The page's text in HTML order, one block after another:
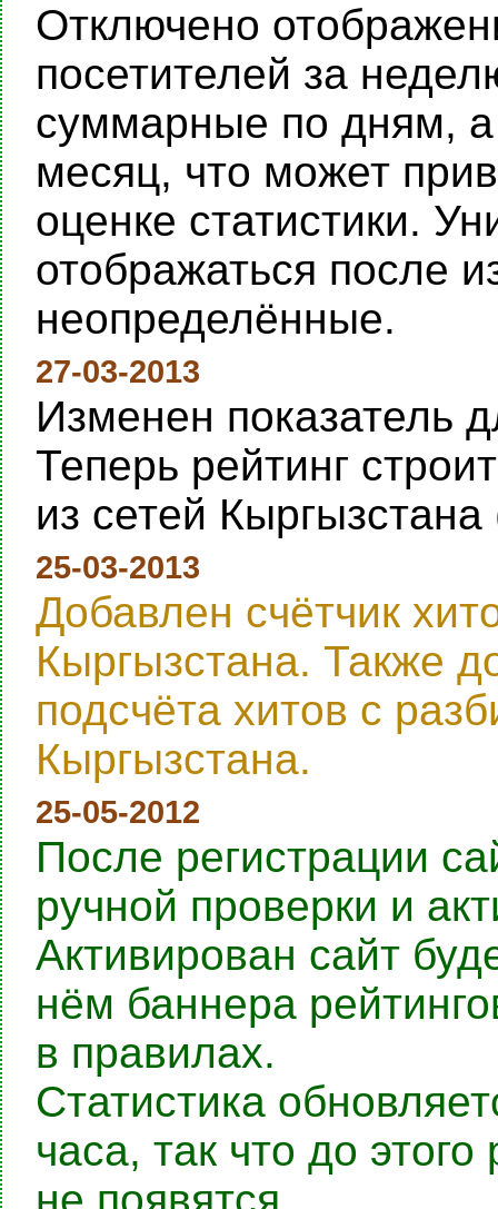
Отключено
посетителей за
суммарные по дням,
месяц, что может
оценке статистики.
отображаться после
неопределённые.
27-03-2013
Изменен показатель
Теперь рейтинг
из сетей
25-03-2013
Добавлен счётчик
Кыргызстана. Также
подсчёта хитов с
Кыргызстана.
25-05-2012
После регистрации
ручной проверки и
Активирован сайт
нём баннера
в правилах.
Статистика
часа, так что до